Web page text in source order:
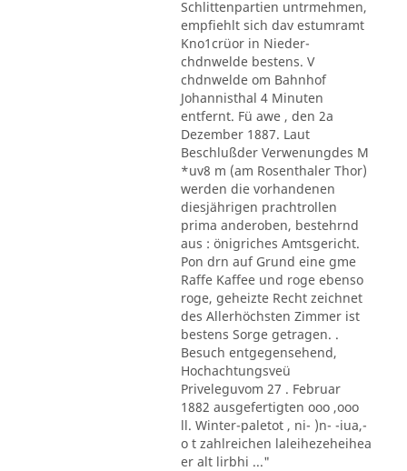
Schlittenpartien untrmehmen,
empfiehlt sich dav estumramt
Kno1crüor in Nieder-
chdnwelde bestens. V
chdnwelde om Bahnhof
Johannisthal 4 Minuten
entfernt. Fü awe , den 2a
Dezember 1887. Laut
Beschlußder Verwenungdes M
*uv8 m (am Rosenthaler Thor)
werden die vorhandenen
diesjährigen prachtrollen
prima anderoben, bestehrnd
aus : önigriches Amtsgericht.
Pon drn auf Grund eine gme
Raffe Kaffee und roge ebenso
roge, geheizte Recht zeichnet
des Allerhöchsten Zimmer ist
bestens Sorge getragen. .
Besuch entgegensehend,
Hochachtungsveü
Priveleguvom 27 . Februar
1882 ausgefertigten ooo ,ooo
ll. Winter-paletot , ni- )n- -iua,-
o t zahlreichen laleihezeheihea
er alt lirbhi ..."